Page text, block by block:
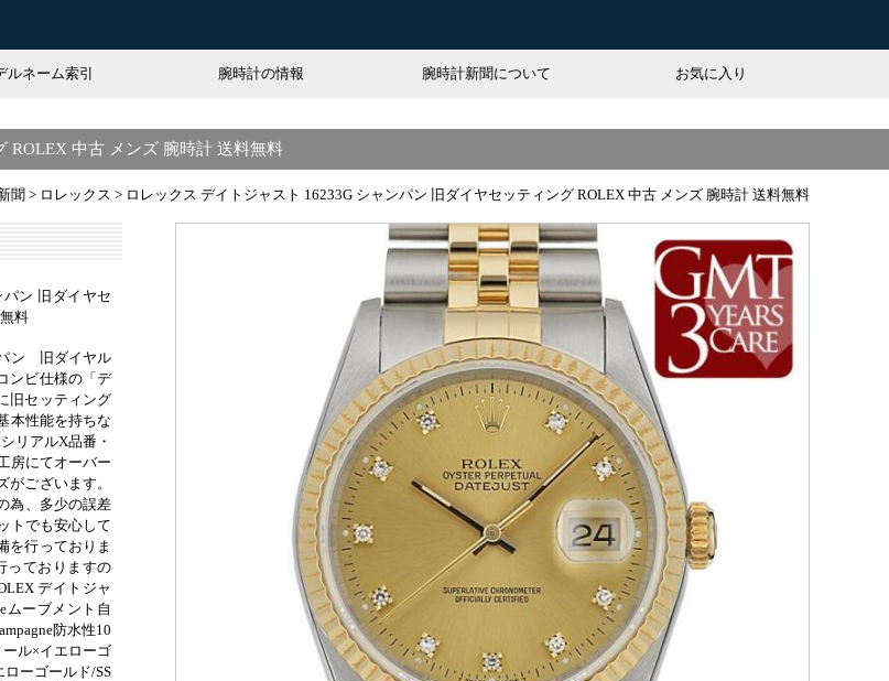
ルネーム索引 腕時計の情報 腕時計新聞について お気に入り
ROLEX 中古 メンズ 腕時計 送料無料
聞 > ロレックス > ロレックス デイトジャスト 16233G シャンパン 旧ダイヤセッティング ROLEX 中古 メンズ 腕時計 送料無料
ン 旧ダイヤセ
料
パン 旧ダイヤル
ンビ仕様の「デ
旧セッティング
本性能を持ちな
リアルX品番・
房にてオーバー
ございます。
為、多少の誤差
トでも安心して
を行っておりま
っておりますの
デイトジャ
ムーブメント自
防水性10
ル×イエローゴ
ーゴールド/SS